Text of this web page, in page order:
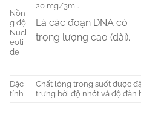
Nồn
g độ
Nucl
eoti
de
20 mg/3ml.
Là các đoạn DNA có
trọng lượng cao (dài).
Đặc
tính
Chất lỏng trong suốt được
trưng bởi độ nhớt và độ đàn